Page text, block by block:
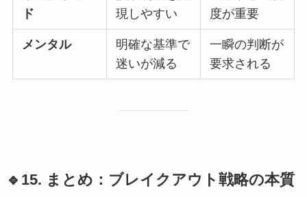
ド
現しやすい
度が重要
メンタル
明確な基準で
迷いが減る
一瞬の判断が
要求される
🔹15. まとめ：ブレイクアウト戦略の本質